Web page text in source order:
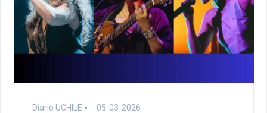
Diario UCHILE 05-03-2026